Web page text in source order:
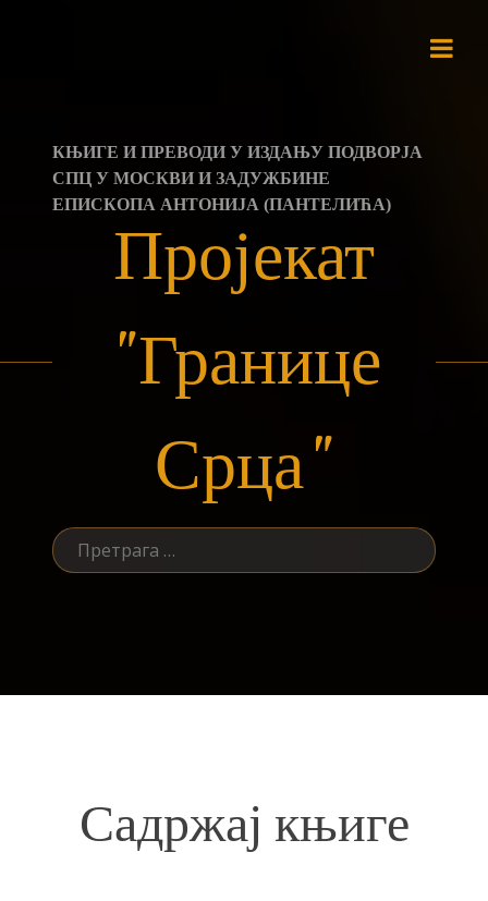
КЊИГЕ И ПРЕВОДИ У ИЗДАЊУ ПОДВОРЈА
СПЦ У МОСКВИ И ЗАДУЖБИНЕ
ЕПИСКОПА АНТОНИЈА (ПАНТЕЛИЋА)
Пројекат
"Границе
Срца"
Претрага
за:
Садржај књиге